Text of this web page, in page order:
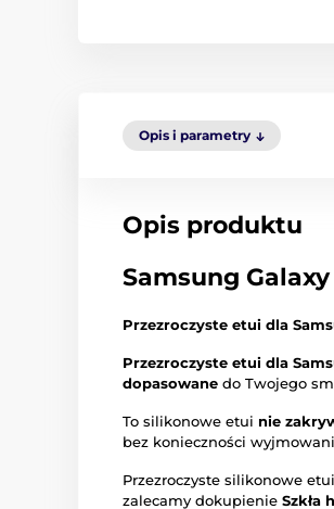
Opis i parametry
Opis produktu
Samsung
Przezroczyste etui dla
Przezroczyste etui dla
dopasowane do Twojego
To silikonowe etui nie
bez konieczności
Przezroczyste silikonowe
zalecamy dokupienie Szkła